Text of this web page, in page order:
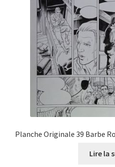
Planche Originale 39 Barbe
Lire la